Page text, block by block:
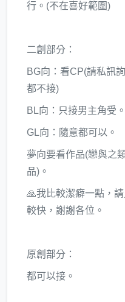
行。(不在喜好範圍)
二創部分：
BG向：看CP(請私訊
都不接)
BL向：只接男主角受。
GL向：隨意都可以。
夢向要看作品(戀與之
品)。
🙏我比較潔癖一點，
較快，謝謝各位。
原創部分：
都可以接。